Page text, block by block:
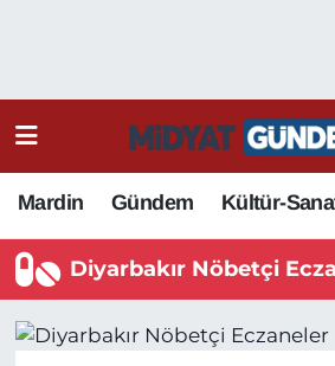
Mardin Gündem Kültür-
Diyarbakır Nöbetçi